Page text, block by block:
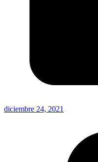
diciembre 24, 2021